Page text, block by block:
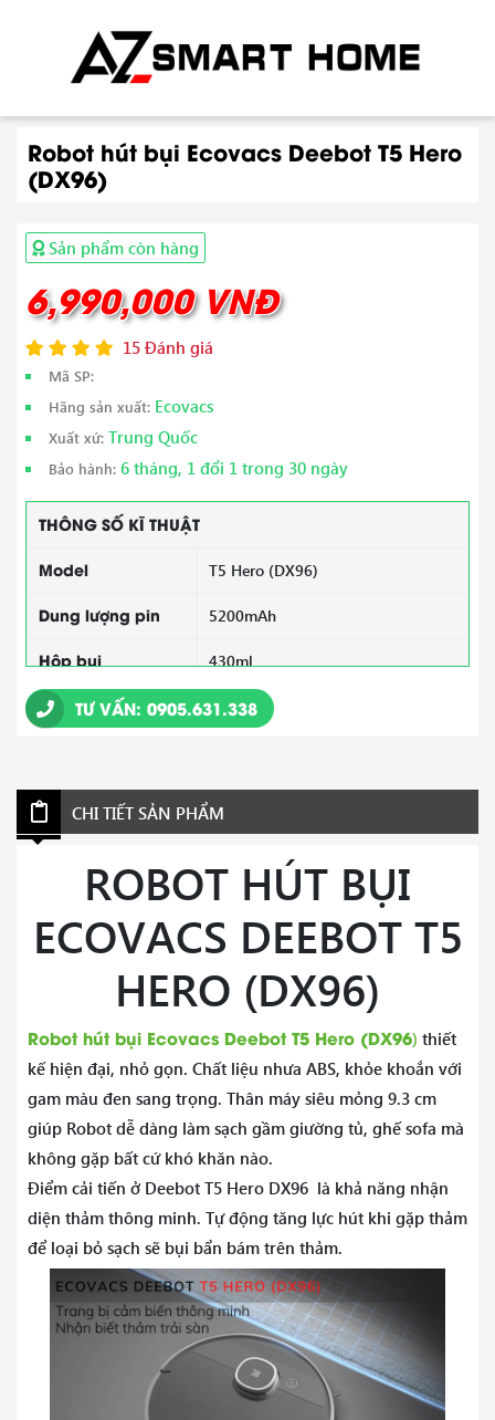
Robot hút bụi Ecovacs Deebot T5 Hero
(DX96)
Sản phẩm còn hàng
6,990,000 VNĐ
15 Đánh giá
Mã SP:
Hãng sản xuất: Ecovacs
Xuất xứ: Trung Quốc
Bảo hành: 6 tháng, 1 đổi 1 trong 30 ngày
THÔNG SỐ KĨ THUẬT
Model
T5 Hero (DX96)
Dung lượng pin 5200mAh
Hộp bụi 430ml
Hộp nước 240ml
Tường ảo Có
Nhận diện thảm
Công suất
Điều hướng thông
Smart Navi™ 2.0 Technology
66dB
Thời gian làm việc
Thời gian sạc pin 300 phút
Diện tích làm
sạch
200m2
Kết nối app Ecovacs Home
TƯ VẤN: 0905.631.338
CHI TIẾT SẢN PHẨM
ROBOT HÚT BỤI
ECOVACS DEEBOT T5
HERO (DX96)
Robot hút bụi Ecovacs Deebot T5 Hero (DX96) thiết
kế hiện đại, nhỏ gọn. Chất liệu nhưa ABS, khỏe khoắn với
gam màu đen sang trọng. Thân máy siêu mỏng 9.3 cm
giúp Robot dễ dàng làm sạch gầm giường tủ, ghế sofa mà
không gặp bất cứ khó khăn nào.
Điểm cải tiến ở Deebot T5 Hero DX96 là khả năng nhận
diện thảm thông minh. Tự động tăng lực hút khi gặp thảm
để loại bỏ sạch sẽ bụi bẩn bám trên thảm.